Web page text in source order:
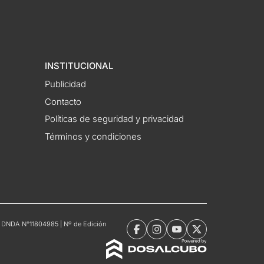
INSTITUCIONAL
Publicidad
Contacto
Políticas de seguridad y privacidad
Términos y condiciones
N°11804985 | Nº de Edición